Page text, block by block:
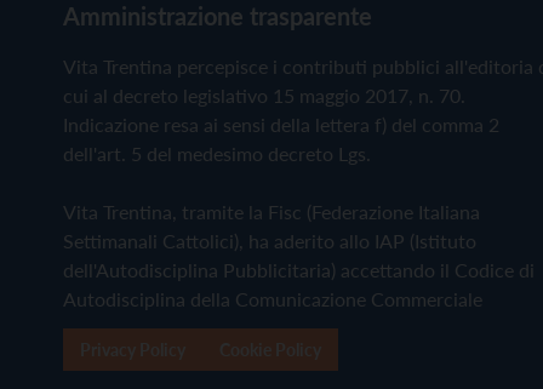
Amministrazione trasparente
Vita Trentina percepisce i contributi pubblici all'editoria
cui al decreto legislativo 15 maggio 2017, n. 70.
Indicazione resa ai sensi della lettera f) del comma 2
dell'art. 5 del medesimo decreto Lgs.
Vita Trentina, tramite la Fisc (Federazione Italiana
Settimanali Cattolici), ha aderito allo IAP (Istituto
dell'Autodisciplina Pubblicitaria) accettando il Codice di
Autodisciplina della Comunicazione Commerciale